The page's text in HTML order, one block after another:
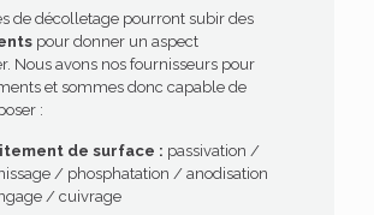
de décolletagepourront subir des
pour donner un aspect
Nous avons nos fournisseurs pour
et sommes donc capable de
:
de surface : passivation /
/ phosphatation / anodisation
/ cuivrage